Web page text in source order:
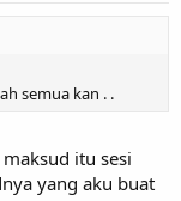
semua kan . .
itu sesi
yang aku buat